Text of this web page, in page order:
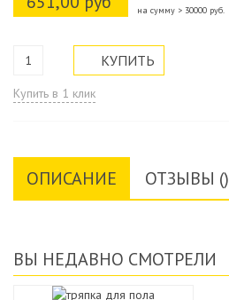
на сумму > 30000 руб.
Купить в 1 клик
ОПИСАНИЕ ОТЗЫВЫ ()
ВЫ НЕДАВНО СМОТРЕЛИ